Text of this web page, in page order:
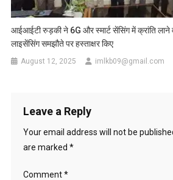
आईआईटी रुड़की ने 6G और स्मार्ट सेंसिंग में क्रांति
लाइसेंसिंग समझौते पर हस्ताक्षर किए
August 12, 2025 imlkb09@gmail.com
Leave a Reply
Your email address will not be
are marked *
Comment*